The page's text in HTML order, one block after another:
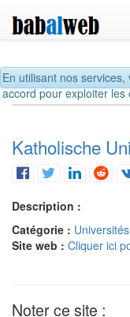
En utilisant nos
accord pour exploiter
Katholische
Description :
Catégorie :
Site web : Cliquer ici
Noter ce site :